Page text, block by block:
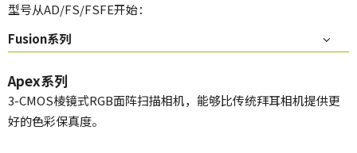
型号从AD/FS/FSFE开始：
Fusion系列
Apex系列
3-CMOS棱镜式RGB面阵扫描相机，能够比传统拜耳相机提供更
好的色彩保真度。